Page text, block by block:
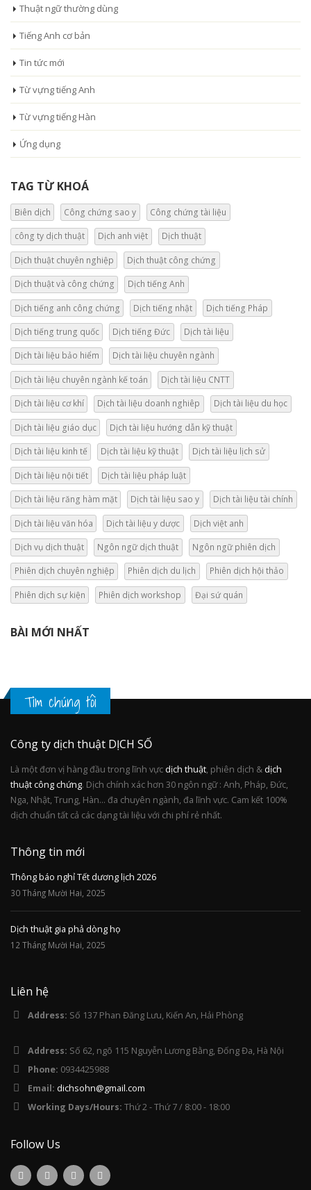
Thuật ngữ thường dùng
Tiếng Anh cơ bản
Tin tức mới
Từ vựng tiếng Anh
Từ vựng tiếng Hàn
Ứng dụng
TAG TỪ KHOÁ
Biên dịch Công chứng sao y Công chứng tài liệu
công ty dịch thuật Dịch anh việt Dịch thuật
Dịch thuật chuyên nghiệp Dịch thuật công chứng
Dịch thuật và công chứng Dịch tiếng Anh
Dịch tiếng anh công chứng Dịch tiếng nhật Dịch tiếng Pháp
Dịch tiếng trung quốc Dịch tiếng Đức Dịch tài liệu
Dịch tài liệu bảo hiểm Dịch tài liệu chuyên ngành
Dịch tài liệu chuyên ngành kế toán Dịch tài liệu CNTT
Dịch tài liệu cơ khí Dịch tài liệu doanh nghiêp Dịch tài liệu du học
Dịch tài liệu giáo dục Dịch tài liệu hướng dẫn kỹ thuật
Dịch tài liệu kinh tế Dịch tài liệu kỹ thuật Dịch tài liệu lịch sử
Dịch tài liệu nội tiết Dịch tài liệu pháp luật
Dịch tài liệu răng hàm mặt Dịch tài liệu sao y Dịch tài liệu tài chính
Dịch tài liệu văn hóa Dịch tài liệu y dược Dịch việt anh
Dịch vụ dịch thuật Ngôn ngữ dịch thuật Ngôn ngữ phiên dịch
Phiên dịch chuyên nghiệp Phiên dịch du lịch Phiên dịch hội thảo
Phiên dịch sự kiện Phiên dịch workshop Đại sứ quán
BÀI MỚI NHẤT
Tìm chúng tôi
Công ty dịch thuật DỊCH SỐ
Là một đơn vị hàng đầu trong lĩnh vực dịch thuật, phiên dịch & dịch
thuật công chứng. Dịch chính xác hơn 30 ngôn ngữ : Anh, Pháp, Đức,
Nga, Nhật, Trung, Hàn... đa chuyên ngành, đa lĩnh vực. Cam kết 100%
dịch chuẩn tất cả các dạng tài liệu với chi phí rẻ nhất.
Thông tin mới
Thông báo nghỉ Tết dương lịch 2026
30 Tháng Mười Hai, 2025
Dịch thuật gia phả dòng họ
12 Tháng Mười Hai, 2025
Liên hệ
Address: Số 137 Phan Đăng Lưu, Kiến An, Hải Phòng
Address: Số 62, ngõ 115 Nguyễn Lương Bằng, Đống Đa, Hà Nội
Phone: 0934425988
Email: dichsohn@gmail.com
Working Days/Hours: Thứ 2 - Thứ 7 / 8:00 - 18:00
Follow Us